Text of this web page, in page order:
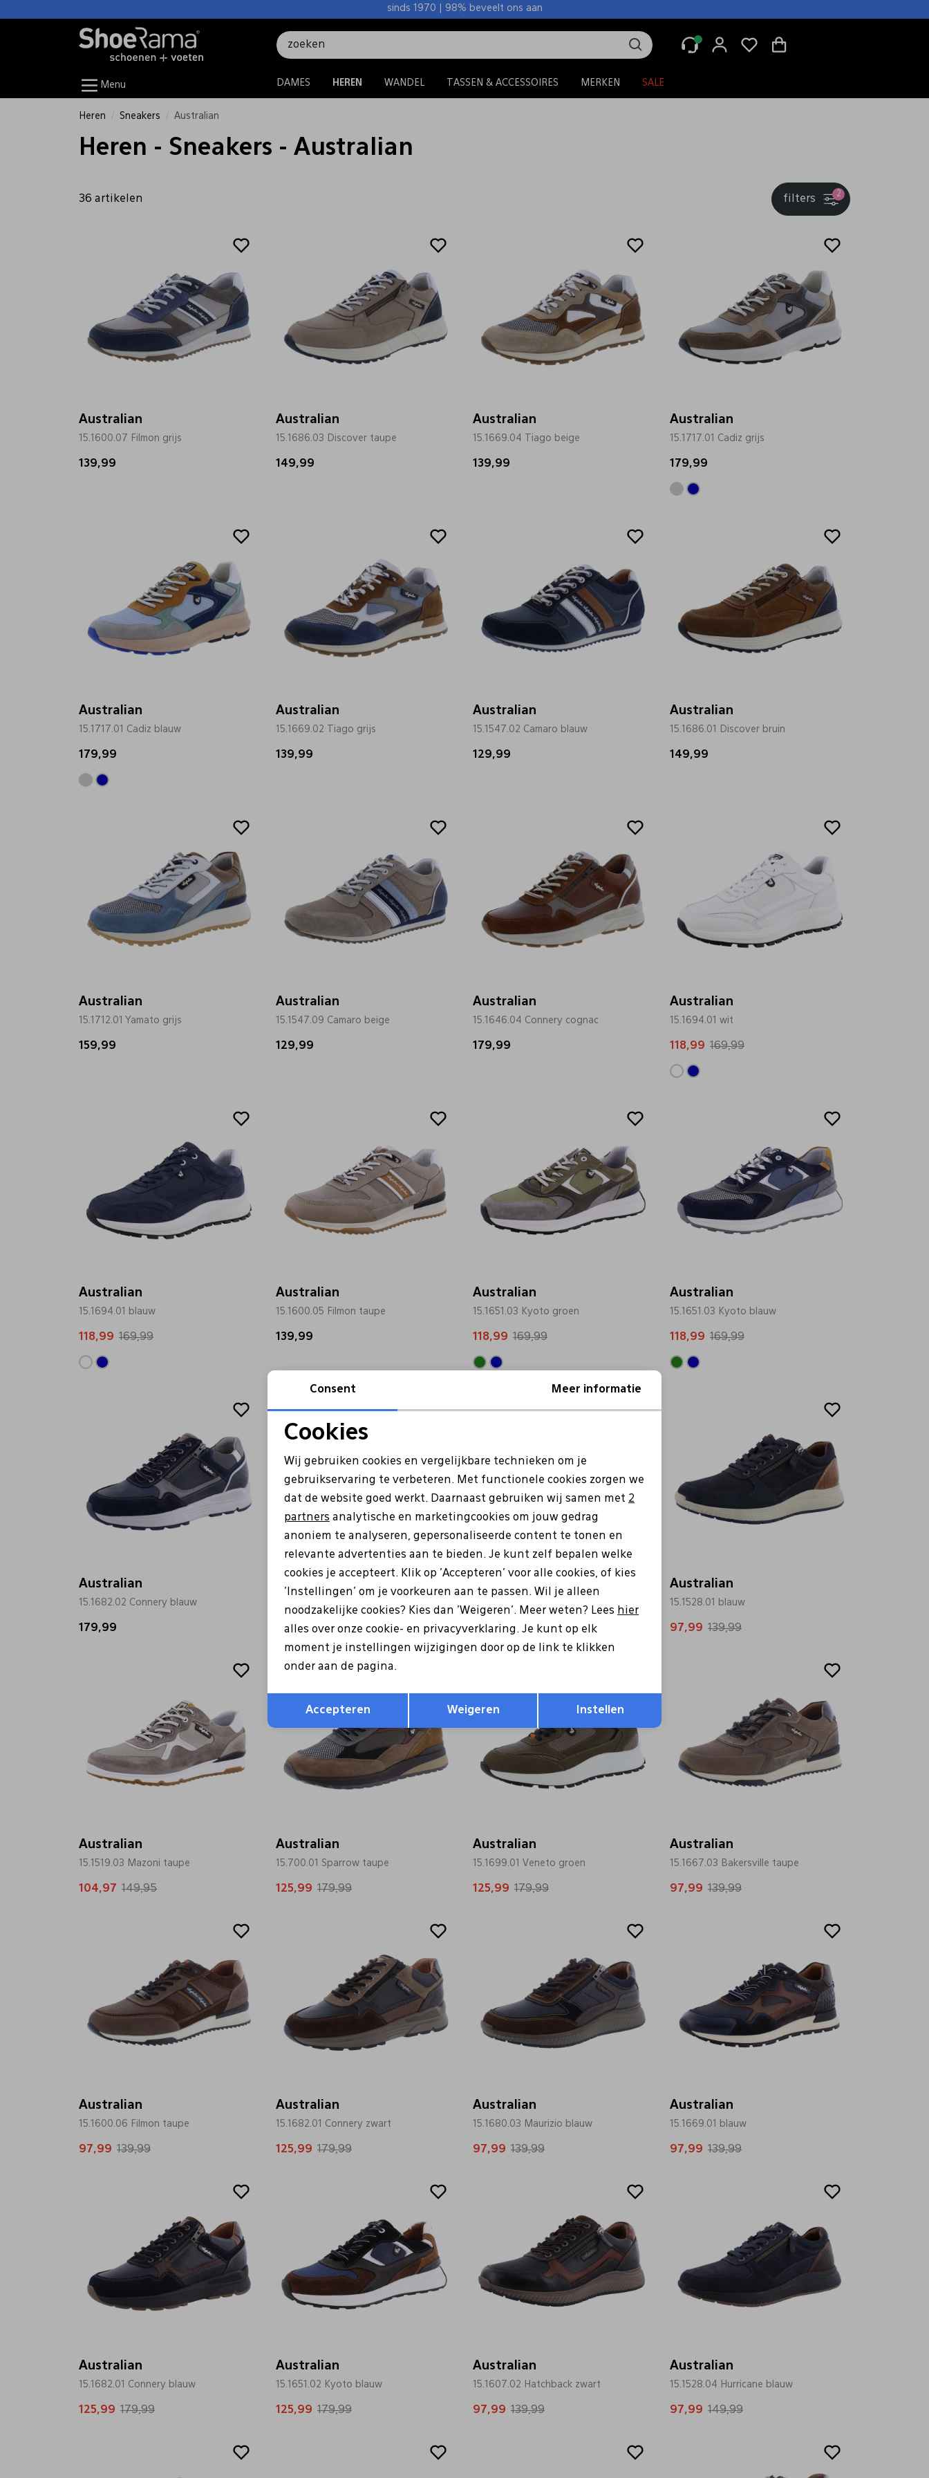
sinds 1970 | 98% beveelt ons aan
Menu DAMES HEREN WANDEL TASSEN & ACCESSOIRES MERKEN SALE
Heren Sneakers Australian
Heren - Sneakers - Australian
36 artikelen 2
filters
Australian
15.1600.07 Filmon grijs
139,99
Australian
15.1686.03 Discover taupe
149,99
Australian
15.1669.04 Tiago beige
139,99
Australian
15.1717.01 Cadiz grijs
179,99
Australian
15.1717.01 Cadiz blauw
179,99
Australian
15.1669.02 Tiago grijs
139,99
Australian
15.1547.02 Camaro blauw
129,99
Australian
15.1686.01 Discover bruin
149,99
Australian
15.1712.01 Yamato grijs
159,99
Australian
15.1547.09 Camaro beige
129,99
Australian
15.1646.04 Connery cognac
179,99
Australian
15.1694.01 wit
118,99 169,99
Australian
15.1694.01 blauw
118,99 169,99
Australian
15.1600.05 Filmon taupe
139,99
Australian
15.1651.03 Kyoto groen
118,99 169,99
Australian
15.1651.03 Kyoto blauw
118,99 169,99
Australian
15.1682.02 Connery blauw
179,99
Australian
97,99 139,99
Australian
125,99 179,99
Australian
15.1528.01 blauw
97,99 139,99
Australian
15.1519.03 Mazoni taupe
104,97 149,95
Australian
15.700.01 Sparrow taupe
125,99 179,99
Australian
15.1699.01 Veneto groen
125,99 179,99
Australian
15.1667.03 Bakersville taupe
97,99 139,99
Australian
15.1600.06 Filmon taupe
97,99 139,99
Australian
15.1682.01 Connery zwart
125,99 179,99
Australian
15.1680.03 Maurizio blauw
97,99 139,99
Australian
15.1669.01 blauw
97,99 139,99
Australian
15.1682.01 Connery blauw
125,99 179,99
Australian
15.1651.02 Kyoto blauw
125,99 179,99
Australian
15.1607.02 Hatchback zwart
97,99 139,99
Australian
15.1528.04 Hurricane blauw
97,99 149,99
Noodzakelijke cookies
Analytische cookies Marketing cookies
Terug Opslaan
Consent Meer informatie
Cookies
Wij gebruiken cookies en vergelijkbare technieken om je
gebruikservaring te verbeteren. Met functionele cookies zorgen we
dat de website goed werkt. Daarnaast gebruiken wij samen met 2
partners analytische en marketingcookies om jouw gedrag
anoniem te analyseren, gepersonaliseerde content te tonen en
relevante advertenties aan te bieden. Je kunt zelf bepalen welke
cookies je accepteert. Klik op 'Accepteren' voor alle cookies, of kies
'Instellingen' om je voorkeuren aan te passen. Wil je alleen
noodzakelijke cookies? Kies dan 'Weigeren'. Meer weten? Lees hier
alles over onze cookie- en privacyverklaring. Je kunt op elk
moment je instellingen wijzigingen door op de link te klikken
onder aan de pagina.
Accepteren Weigeren Instellen